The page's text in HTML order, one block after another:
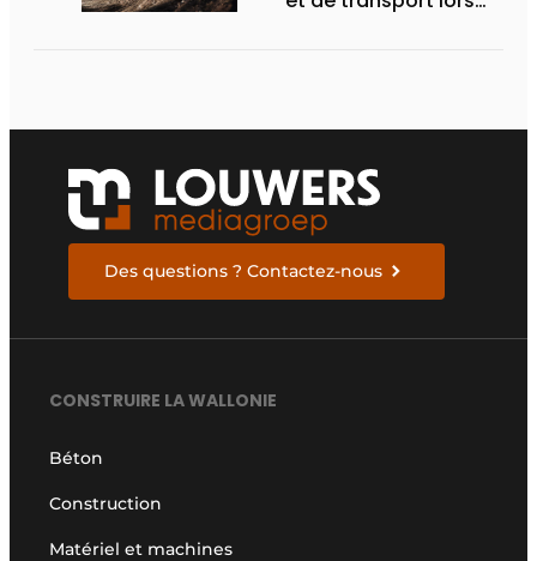
Des questions ? Contactez-nous
CONSTRUIRE LA WALLONIE
Béton
Construction
Matériel et machines